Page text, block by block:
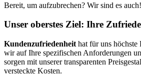
Bereit, um aufzubrechen? Wir sind es auch!
Unser oberstes Ziel: Ihre
Kundenzufriedenheit hat für uns höchste
wir auf Ihre spezifischen Anforderungen
sorgen mit unserer transparenten
versteckte Kosten.